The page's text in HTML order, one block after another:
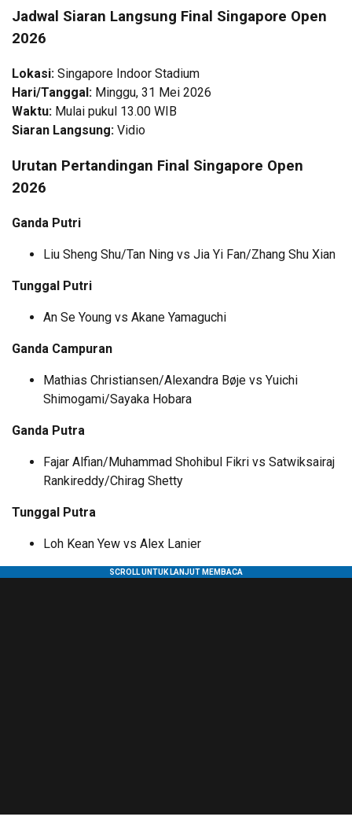
Jadwal Siaran Langsung Final Singapore Open
2026
Lokasi: Singapore Indoor Stadium
Hari/Tanggal: Minggu, 31 Mei 2026
Waktu: Mulai pukul 13.00 WIB
Siaran Langsung: Vidio
Urutan Pertandingan Final Singapore Open
2026
Ganda Putri
Liu Sheng Shu/Tan Ning vs Jia Yi Fan/Zhang Shu Xian
Tunggal Putri
An Se Young vs Akane Yamaguchi
Ganda Campuran
Mathias Christiansen/Alexandra Bøje vs Yuichi
Shimogami/Sayaka Hobara
Ganda Putra
Fajar Alfian/Muhammad Shohibul Fikri vs Satwiksairaj
Rankireddy/Chirag Shetty
Tunggal Putra
Loh Kean Yew vs Alex Lanier